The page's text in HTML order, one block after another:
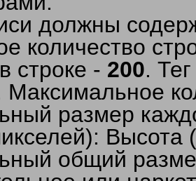
должны
количество
строке - 200.
Максимальное
размер
Высота
общий